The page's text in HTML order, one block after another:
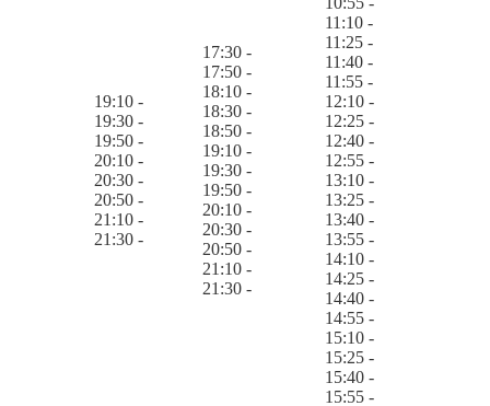
19:10 -
19:30 -
19:50 -
20:10 -
20:30 -
20:50 -
21:10 -
21:30 -
17:30 -
17:50 -
18:10 -
18:30 -
18:50 -
19:10 -
19:30 -
19:50 -
20:10 -
20:30 -
20:50 -
21:10 -
21:30 -
11:10 -
11:25 -
11:40 -
11:55 -
12:10 -
12:25 -
12:40 -
12:55 -
13:10 -
13:25 -
13:40 -
13:55 -
14:10 -
14:25 -
14:40 -
14:55 -
15:10 -
15:25 -
15:40 -
15:55 -